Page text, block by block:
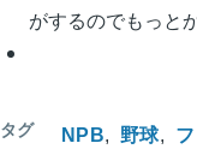
がするのでもっと
タグ NPB 野球